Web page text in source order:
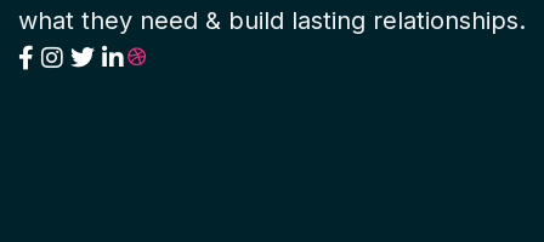
what they need & build lasting relationships.